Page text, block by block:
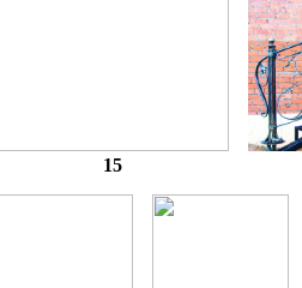
15